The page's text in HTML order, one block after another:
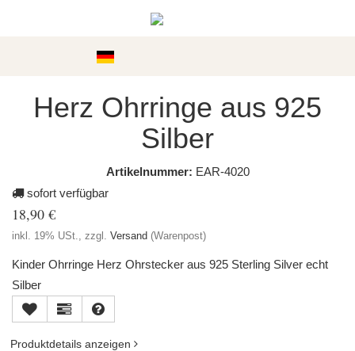
Herz Ohrringe aus 925
Silber
Artikelnummer: EAR-4020
sofort verfügbar
18,90 €
inkl. 19% USt., zzgl. Versand (Warenpost)
Kinder Ohrringe Herz Ohrstecker aus 925 Sterling Silver echt
Silber
Produktdetails anzeigen